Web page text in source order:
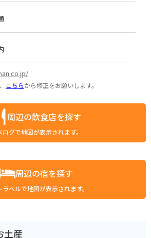
こちらから修正をお願いします。
周辺の飲食店を探す
ログで地図が表示されます。
周辺の宿を探す
ラベルで地図が表示されます。
土産